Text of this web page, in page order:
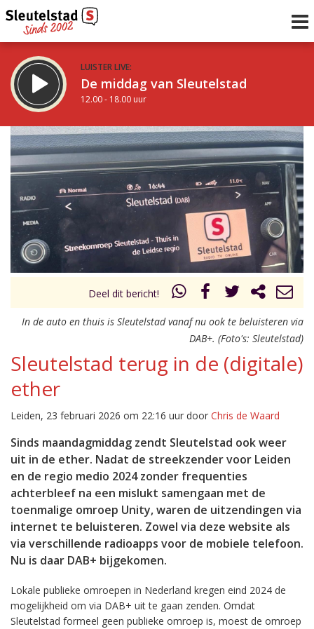
LUISTER LIVE:
De middag van Sleutelstad
12.00 - 18.00 uur
STRAKS:
De avond van Sleutelstad
18.00 - 21.00 uur
Vorig uur
uur 1 van 0 Volgend uur
Deel dit bericht!
In de auto en thuis is Sleutelstad vanaf nu ook te beluisteren via
DAB+. (Foto's: Sleutelstad)
Sleutelstad terug in de (digitale)
ether
Leiden, 23 februari 2026 om 22:16 uur door Chris de Waard
Sinds maandagmiddag zendt Sleutelstad ook weer
uit in de ether. Nadat de streekzender voor Leiden
en de regio medio 2024 zonder frequenties
achterbleef na een mislukt samengaan met de
toenmalige omroep Unity, waren de uitzendingen via
internet te beluisteren. Zowel via deze website als
via verschillende radioapps voor de mobiele telefoon.
Nu is daar DAB+ bijgekomen.
Lokale publieke omroepen in Nederland kregen eind 2024 de
mogelijkheid om via DAB+ uit te gaan zenden. Omdat
Sleutelstad formeel geen publieke omroep is, moest de omroep